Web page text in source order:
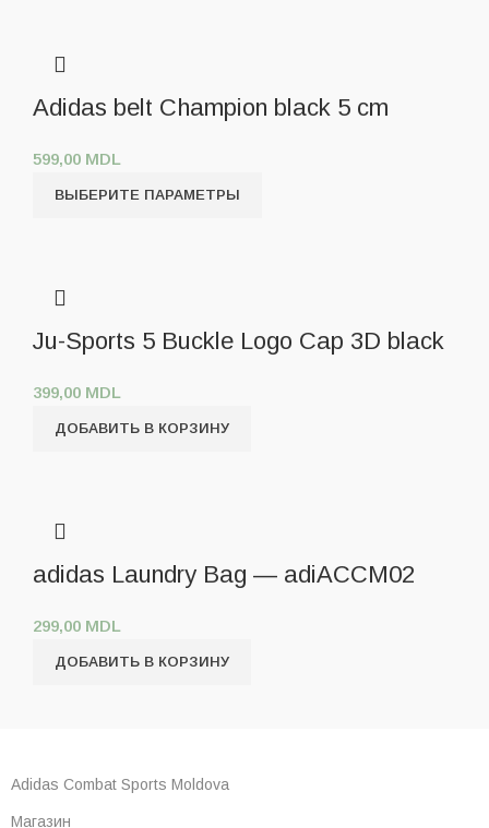
Adidas belt Champion black 5 cm
599,00 MDL
ВЫБЕРИТЕ ПАРАМЕТРЫ
Ju-Sports 5 Buckle Logo Cap 3D black
399,00 MDL
ДОБАВИТЬ В КОРЗИНУ
adidas Laundry Bag — adiACCM02
299,00 MDL
ДОБАВИТЬ В КОРЗИНУ
Adidas Combat Sports Moldova
Магазин